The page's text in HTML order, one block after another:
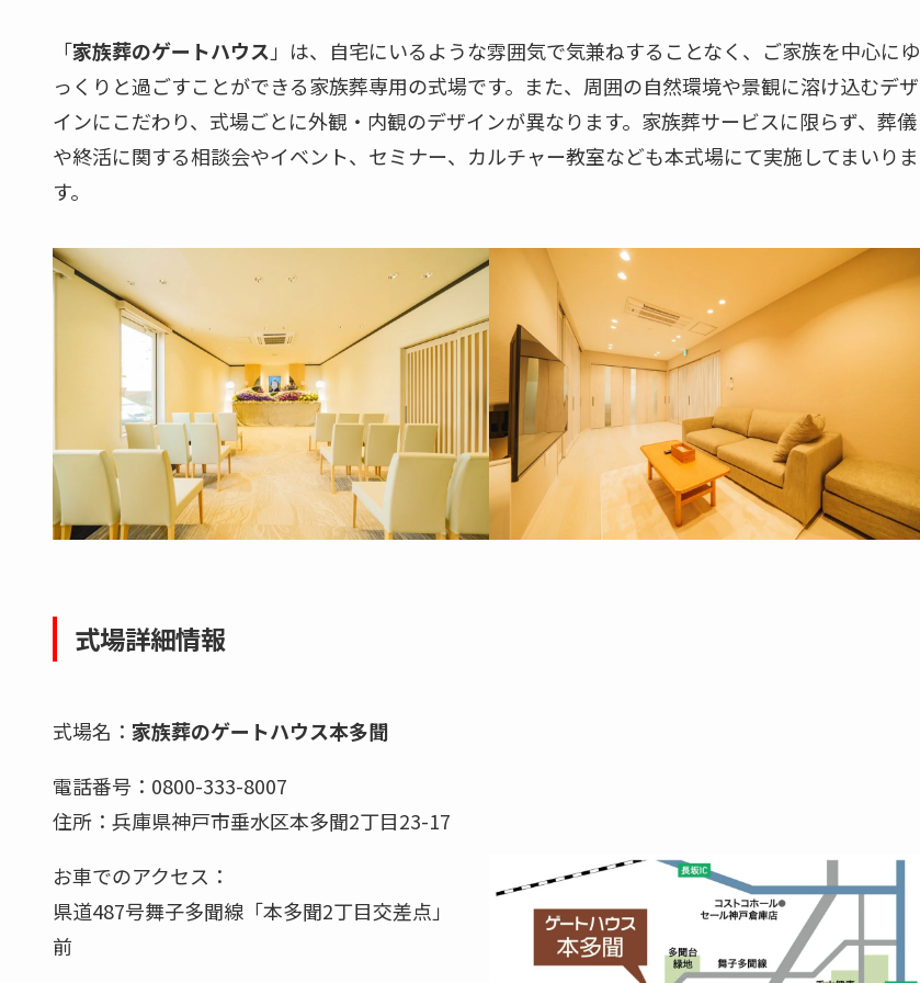
「家族葬のゲートハウス」は、自宅にいるような雰囲気で気兼ねすることなく、ご家族を中心にゆ
っくりと過ごすことができる家族葬専用の式場です。また、周囲の自然環境や景観に溶け込むデザ
インにこだわり、式場ごとに外観・内観のデザインが異なります。家族葬サービスに限らず、葬儀
や終活に関する相談会やイベント、セミナー、カルチャー教室なども本式場にて実施してまいりま
す。
式場詳細情報
式場名： 家族葬のゲートハウス本多聞
電話番号：0800-333-8007
住所：兵庫県神戸市垂水区本多聞2丁目23-17
お車でのアクセス：
県道487号舞子多聞線「本多聞2丁目交差点」
前